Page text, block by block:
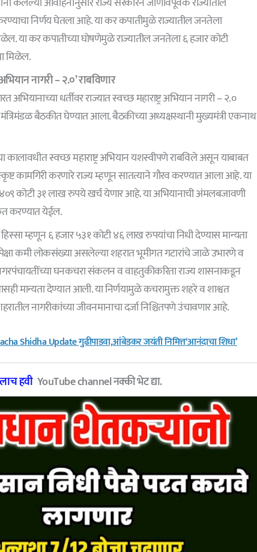
निर्णय घेतला आहे. या कर कपातीमुळे राज्यातील जनतेला
या कर कपातीच्या घोषणेमुळे राज्यातील जनतेला ६ हजार कोटी
मिळेल.
नागरी –२.०’ राबविणार
अभियानाच्या धर्तीवर राज्यात स्वच्छ महाराष्ट्र अभियान नागरी – २.०
बैठकीत घेण्यात आला. बैठकीच्या अध्यक्षस्थानी मुख्यमंत्री एकनाथ
कालावधीत स्वच्छ महाराष्ट्र अभियान यशस्वीपणे राबविले असून याबाबत
उत्कृष्ट कामगिरी करणारे राज्य म्हणून सातत्याने गौरव करण्यात आला आहे. या
कोटी ३१ लाख रुपये खर्च येणार आहे. या अभियानाची अंमलबजावणी
करण्यात येईल.
हिस्सा म्हणून ६ हजार ५३१ कोटी ४६ लाख रुपयांचा निधी देण्यास मान्यता
कमी लोकसंख्या असलेल्या शहरात भूमीगत गटारांचे जाळे उभारणे व
घनकचरा संकलन व वाहतुकीकरिता राज्य शासनाकडून
मान्यता देण्यात आली. या निर्णयामुळे कचरामुक्त शहरे व शाश्वत
नागरीकांच्या जीवनमानाचा दर्जा निश्चितपणे उंचावणार आहे.
Shidha Update गुढीपाडवा,आंबेडकर जयंती निमित्त‘आनंदाचा शिधा’
हवीYouTube channel नक्की भेट द्या.